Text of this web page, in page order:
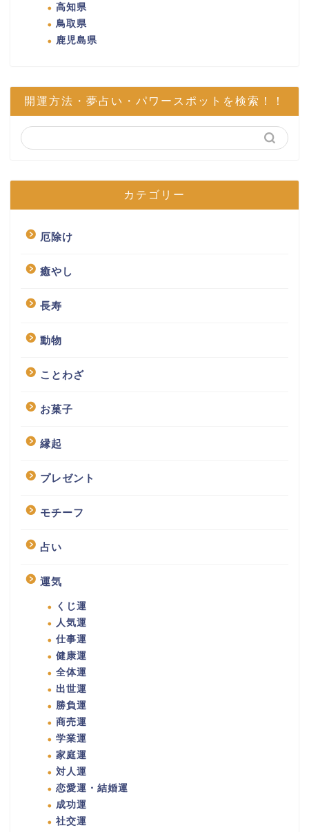
高知県
鳥取県
鹿児島県
開運方法・夢占い・パワースポットを検索！！
カテゴリー
厄除け
癒やし
長寿
動物
ことわざ
お菓子
縁起
プレゼント
モチーフ
占い
運気
くじ運
人気運
仕事運
健康運
全体運
出世運
勝負運
商売運
学業運
家庭運
対人運
恋愛運・結婚運
成功運
社交運